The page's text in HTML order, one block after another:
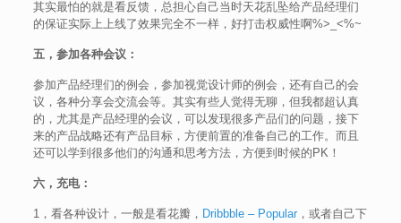
其实最怕的就是看反馈，总担心自己当时天花乱坠给产品经理们
的保证实际上上线了效果完全不一样，好打击权威性啊%>_<%~
五，参加各种会议：
参加产品经理们的例会，参加视觉设计师的例会，还有自己的会
议，各种分享会交流会等。其实有些人觉得无聊，但我都超认真
的，尤其是产品经理的会议，可以发现很多产品们的问题，接下
来的产品战略还有产品目标，方便前置的准备自己的工作。而且
还可以学到很多他们的沟通和思考方法，方便到时候的PK！
六，充电：
1，看各种设计，一般是看花瓣， Dribbble – Popular，或者自己下